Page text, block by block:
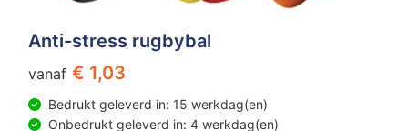
Anti-stress rugbybal
vanaf € 1,03
Bedrukt geleverd in: 15 werkdag(en)
Onbedrukt geleverd in: 4 werkdag(en)